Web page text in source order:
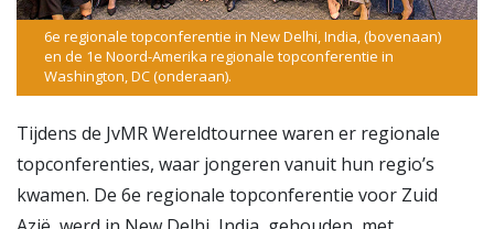
6e regionale topconferentie in New Delhi, India, (bovenaan)
en de 1e Noord-Amerika regionale topconferentie in
Washington, DC (onderaan).
Tijdens de JvMR Wereldtournee waren er regionale
topconferenties, waar jongeren vanuit hun regio’s
kwamen. De 6e regionale topconferentie voor Zuid